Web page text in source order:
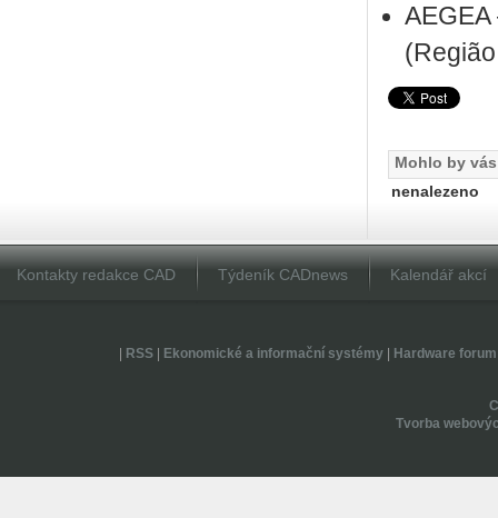
Mohlo by
nenalezeno
Kontakty redakce CAD Týdeník CADnews Kalendář akcí
RSS| Ekonomické a informační systémy| Hardware forum
Tvorba